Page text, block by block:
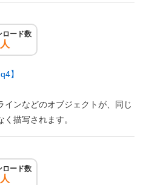
】
インなどのオブジェクトが、同じ
描写されます。
ロード数
ロード数